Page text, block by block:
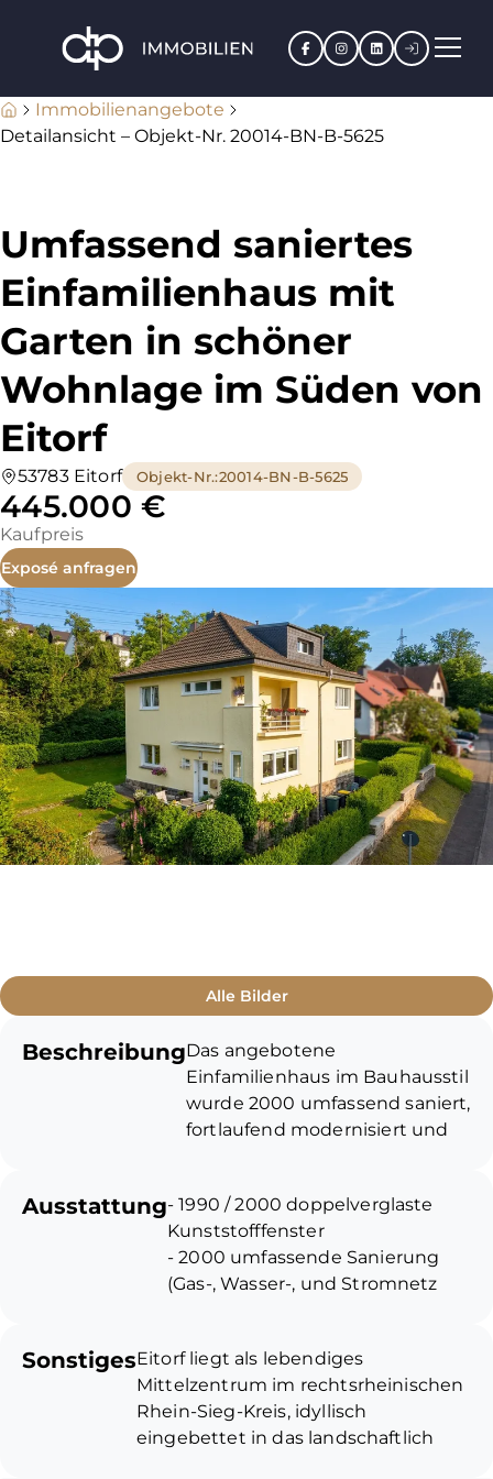
Facebook
Instagram
LinkedIn
Immobilienangebote
Detailansicht – Objekt-Nr. 20014-BN-B-5625
Umfassend saniertes
Einfamilienhaus mit
Garten in schöner
Wohnlage im Süden von
Eitorf
53783 Eitorf Objekt-Nr.:20014-BN-B-5625
445.000 €
Kaufpreis
Exposé anfragen
Alle Bilder
BeschreibungDas angebotene
Einfamilienhaus im Bauhausstil
wurde 2000 umfassend saniert,
fortlaufend modernisiert und
Grundstück, dem herrlichen
Garten samt hölzernem
Gartenhaus und einem
eigenen Stellplatz eignet sich
Anbindung ist durch den
fußläufig erreichbaren Bahnhof
garantiert.
Ausstattung- 1990 / 2000 doppelverglaste
Kunststofffenster
- 2000 umfassende Sanierung
(Gas-, Wasser-, und Stromnetz
das Gebäude, Drainage,
Erneuerung des
Eingangsbereichs
- 2004 Neuer Estrich und
SonstigesEitorf liegt als lebendiges
Mittelzentrum im rechtsrheinischen
Rhein-Sieg-Kreis, idyllisch
eingebettet in das landschaftlich